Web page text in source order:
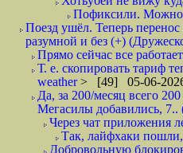
Пофиксили. Можно
Поезд ушёл. Теперь
разумной и без (+)
Прямо сейчас все
Т. е. скопировать тариф
weather> [49] 05-06-
Да, за 200/месяц всего
Мегасилы добавились, 7..
Через чат приложения
Так, лайфхаки
Добровольную